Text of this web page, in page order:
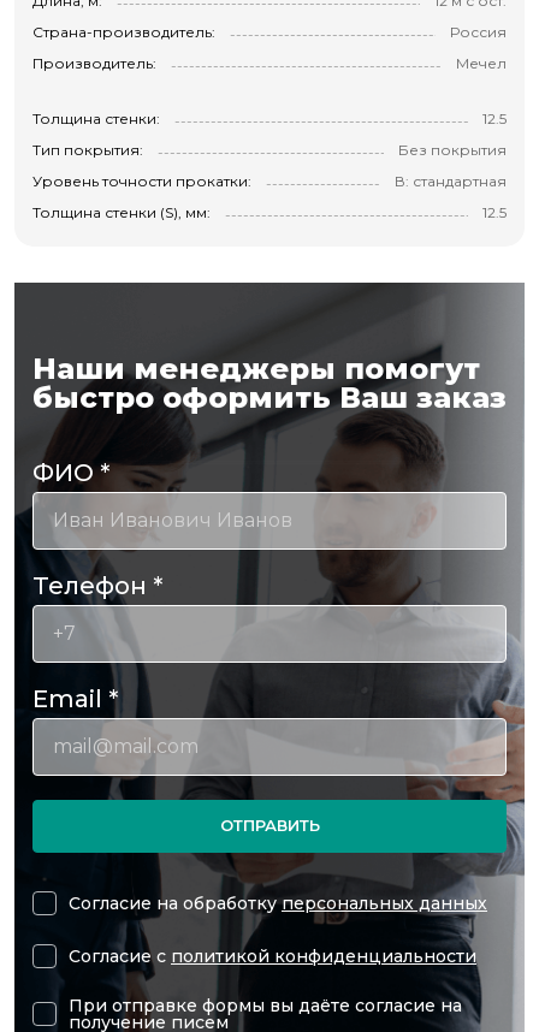
Страна-производитель:
Россия
Производитель:
Мечел
Толщина стенки:
12.5
Тип покрытия:
Без покрытия
Уровень точности прокатки:
В: стандартная
Толщина стенки (S), мм:
12.5
Наши менеджеры помогут
быстро оформить Ваш заказ
ФИО*
Телефон *
Email *
ОТПРАВИТЬ
Согласие на обработкуперсональных данных
Согласие с политикой конфиденциальности
При отправке формы вы даёте согласие на
получение писем